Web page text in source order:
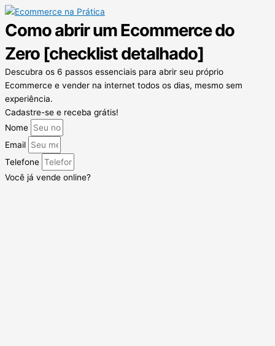
Como abrir um Ecommerce do
Zero [checklist detalhado]
Descubra os 6 passos essenciais para abrir seu próprio
Ecommerce e vender na internet todos os dias, mesmo sem
experiência.
Cadastre-se e receba grátis!
Nome
Email
Telefone
Você já vende online?